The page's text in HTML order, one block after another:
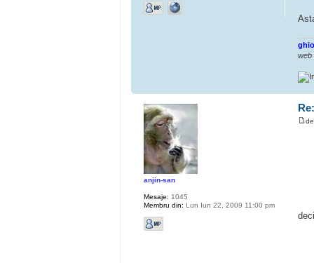
web
anjin-san
Mesaje: 1045
Membru din: Lun Iun 22, 2009 11:00 pm